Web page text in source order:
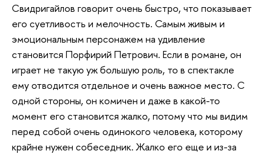
Свидригайлов говорит очень быстро, что показывает
его суетливость и мелочность. Самым живым и
эмоциональным персонажем на удивление
становится Порфирий Петрович. Если в романе, он
играет не такую уж большую роль, то в спектакле
ему отводится отдельное и очень важное место. С
одной стороны, он комичен и даже в какой-то
момент его становится жалко, потому что мы видим
перед собой очень одинокого человека, которому
крайне нужен собеседник. Жалко его еще и из-за